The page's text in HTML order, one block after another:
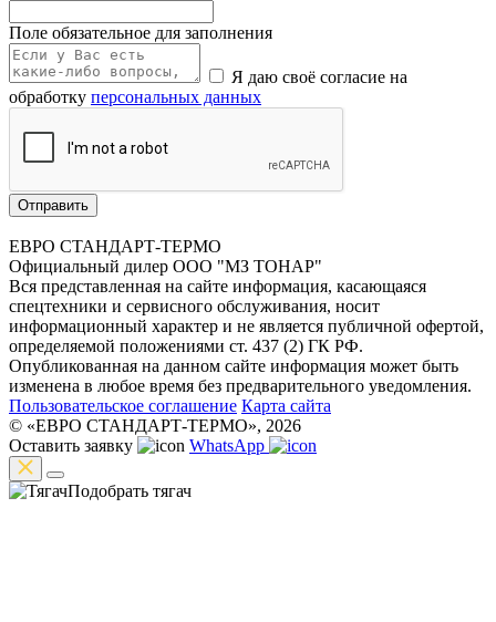
Поле обязательное для заполнения
Я даю своё согласие на
обработку персональных данных
Отправить
ЕВРО СТАНДАРТ-ТЕРМО
Официальный дилер ООО "МЗ ТОНАР"
Вся представленная на сайте информация, касающаяся
спецтехники и сервисного обслуживания, носит
информационный характер и не является публичной офертой,
определяемой положениями ст. 437 (2) ГК РФ.
Опубликованная на данном сайте информация может быть
изменена в любое время без предварительного уведомления.
Пользовательское соглашение Карта сайта
© «ЕВРО СТАНДАРТ-ТЕРМО», 2026
Оставить заявку
WhatsApp
Подобрать тягач